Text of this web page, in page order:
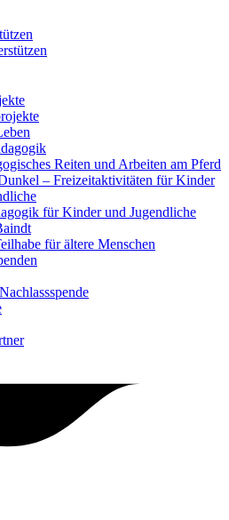
Reiten und Arbeiten am Pferd
– Freizeitaktivitäten für Kinder
für Kinder und Jugendliche
für ältere Menschen